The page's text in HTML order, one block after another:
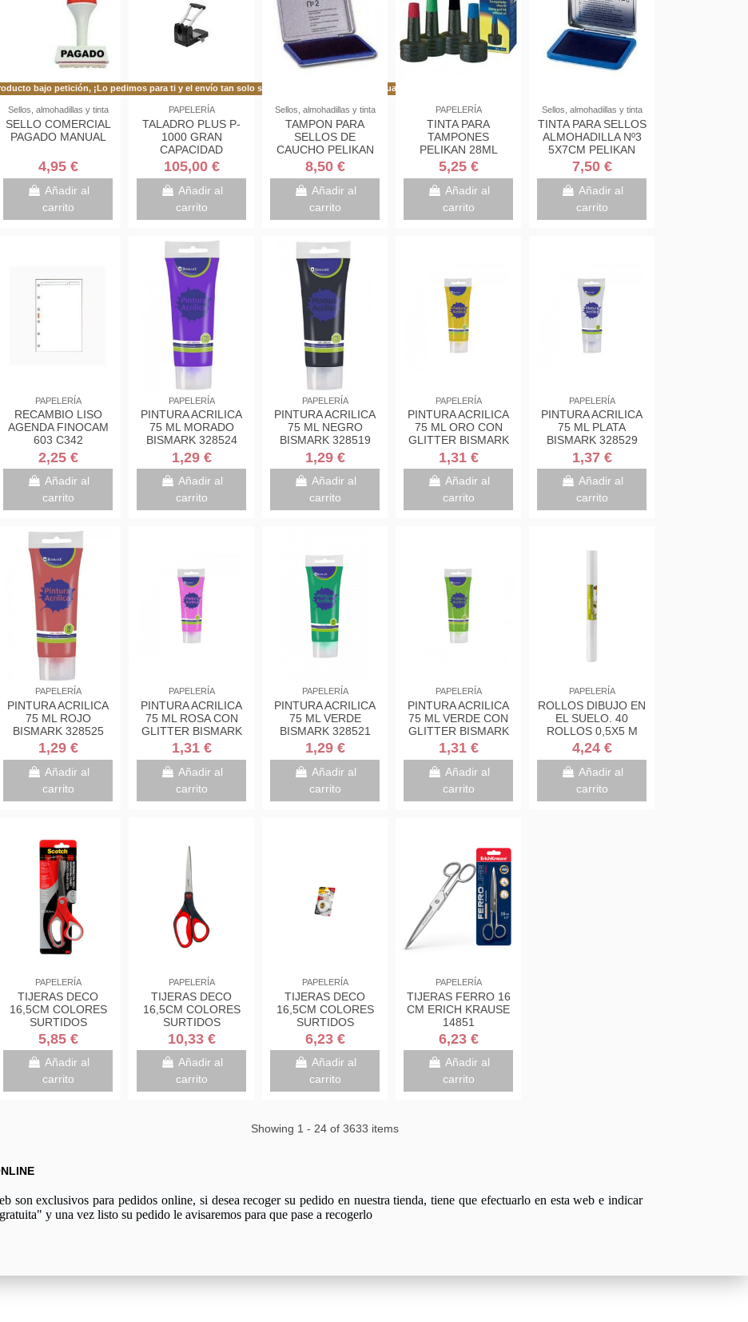
En stock
Sellos, almohadillas y tinta
SELLO COMERCIAL
PAGADO MANUAL
4,95 €
Añadir al
carrito
bajo petición, ¡Lo pedimos para ti y el envío tan solo se demora 48h más de lo habitual!
PAPELERÍA
TALADRO PLUS P-
1000 GRAN
CAPACIDAD
100HOJAS
105,00 €
Añadir al
carrito
Sellos, almohadillas y tinta
TAMPON PARA
SELLOS DE
CAUCHO PELIKAN
Nº2 7X11CMS
8,50 €
Añadir al
carrito
PAPELERÍA
TINTA PARA
TAMPONES
PELIKAN 28ML
5,25 €
Añadir al
carrito
Sellos, almohadillas y tinta
TINTA PARA SELLOS
ALMOHADILLA Nº3
5X7CM PELIKAN
7,50 €
Añadir al
carrito
PAPELERÍA
RECAMBIO LISO
AGENDA FINOCAM
603 C342
2,25 €
Añadir al
carrito
PAPELERÍA
PINTURA ACRILICA
75 ML MORADO
BISMARK 328524
1,29 €
Añadir al
carrito
PAPELERÍA
PINTURA ACRILICA
75 ML NEGRO
BISMARK 328519
1,29 €
Añadir al
carrito
PAPELERÍA
PINTURA ACRILICA
75 ML ORO CON
GLITTER BISMARK
328672
1,31 €
Añadir al
carrito
PAPELERÍA
PINTURA ACRILICA
75 ML PLATA
BISMARK 328529
1,37 €
Añadir al
carrito
PAPELERÍA
PINTURA ACRILICA
75 ML ROJO
BISMARK 328525
1,29 €
Añadir al
carrito
PAPELERÍA
PINTURA ACRILICA
75 ML ROSA CON
GLITTER BISMARK
328671
1,31 €
Añadir al
carrito
PAPELERÍA
PINTURA ACRILICA
75 ML VERDE
BISMARK 328521
1,29 €
Añadir al
carrito
PAPELERÍA
PINTURA ACRILICA
75 ML VERDE CON
GLITTER BISMARK
328675
1,31 €
Añadir al
carrito
PAPELERÍA
ROLLOS DIBUJO EN
EL SUELO. 40
ROLLOS 0,5X5 M
GUARRO CANSON
KIDS C200003210
4,24 €
Añadir al
carrito
PAPELERÍA
TIJERAS DECO
16,5CM COLORES
SURTIDOS
VERDE/AZUL/ROSA
1561DS-M SCOTH
7000034004
5,85 €
Añadir al
carrito
PAPELERÍA
TIJERAS DECO
16,5CM COLORES
SURTIDOS
VERDE/AZUL/ROSA
1561DS-M SCOTH
7000034004
10,33 €
Añadir al
carrito
PAPELERÍA
TIJERAS DECO
16,5CM COLORES
SURTIDOS
VERDE/AZUL/ROSA
1561DS-M SCOTH
7000034004
6,23 €
Añadir al
carrito
PAPELERÍA
TIJERAS FERRO 16
CM ERICH KRAUSE
14851
6,23 €
Añadir al
carrito
Showing 1 - 24 of 3633 items
son exclusivos para pedidos online, si desea recoger su pedido en nuestra tienda, tiene que efectuarlo en esta web e indicar
y una vez listo su pedido le avisaremos para que pase a recogerlo